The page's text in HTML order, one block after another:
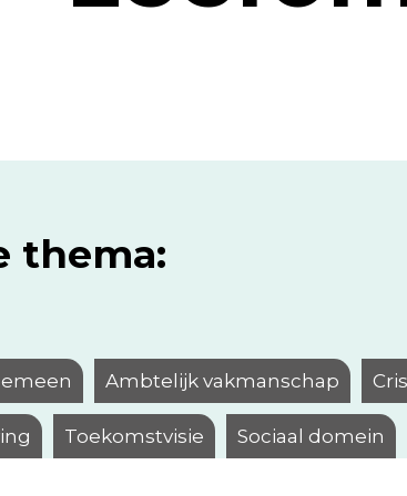
thema:
Ambtelijk vakmanschap
Toekomstvisie Sociaal domein